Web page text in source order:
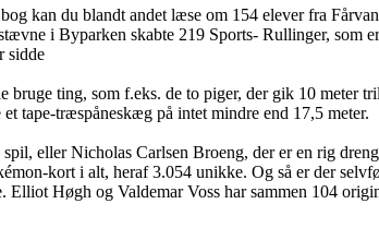
kan du blandt andet læse om 154 elever fra
i Byparken skabte 219 Sports- Rullinger, som
sidde
ting, som f.eks. de to piger, der gik 10 meter
tape-træspåneskæg på intet mindre end 17,5 meter.
eller Nicholas Carlsen Broeng, der er en rig
kort i alt, heraf 3.054 unikke. Og så er der
Høgh og Valdemar Voss har sammen 104